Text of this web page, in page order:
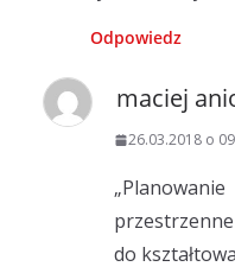
Odpowiedz
maciej
26.03.2018 o
„Planowanie
przestrzenne
do